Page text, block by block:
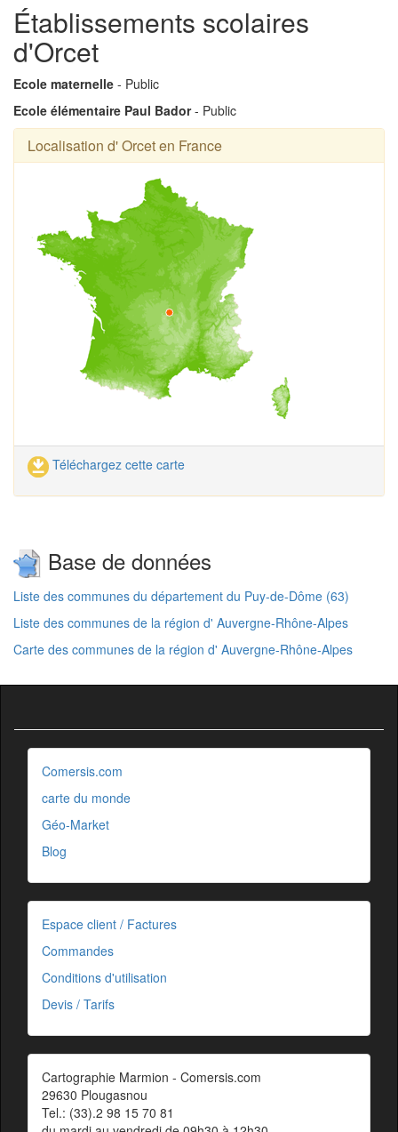
Établissements scolaires
d'Orcet
Ecole maternelle - Public
Ecole élémentaire Paul Bador- Public
Localisation d' Orcet en France
Téléchargez cette carte
Base de données
Liste des communes du département du Puy-de-Dôme (63)
Liste des communes de la région d' Auvergne-Rhône-Alpes
Carte des communes de la région d' Auvergne-Rhône-Alpes
Comersis.com
carte du monde
Géo-Market
Blog
Espace client / Factures
Commandes
Conditions d'utilisation
Devis / Tarifs
Cartographie Marmion - Comersis.com
29630 Plougasnou
Tel.: (33).2 98 15 70 81